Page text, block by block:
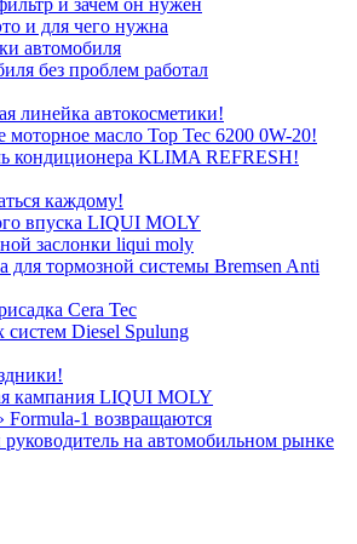
и зачем он нужен
и для чего нужна
автомобиля
без проблем работал
линейка автокосметики!
масло Top Tec 6200 0W-20!
кондиционера KLIMA REFRESH!
каждому!
впуска LIQUI MOLY
заслонки liqui moly
для тормозной системы Bremsen Anti
Cera Tec
Diesel Spulung
кампания LIQUI MOLY
Formula-1 возвращаются
на автомобильном рынке